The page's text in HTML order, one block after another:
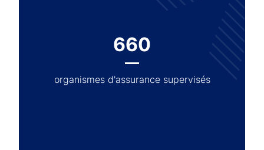
660
organismes d'assurance supervisés